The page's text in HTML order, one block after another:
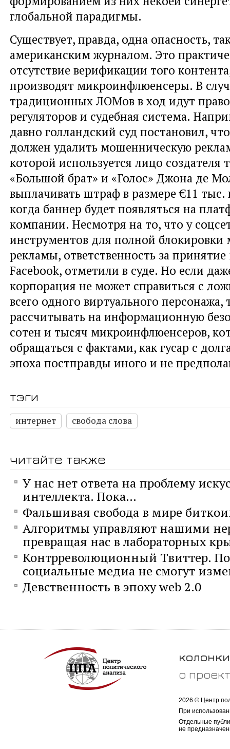
глобальной парадигмы.
Существует, правда, одна опасность,
американским журналом. Это
отсутствие верификации того
производят микроинфлюенсеры. В
традиционных ЛОМов в ход идут
регуляторов и судебная система.
давно голландский суд постановил,
должен удалить мошенническую
которой используется лицо создателя
«Большой брат» и «Голос» Джона де
выплачивать штраф в размере €11 тыс.
когда баннер будет появляться на
компании. Несмотря на то, что у
инструментов для полной
рекламы, ответственность за
Facebook, отметили в суде. Но если
корпорация не может справиться с
всего одного виртуального
рассчитывать на информационную
сотен и тысяч микроинфлюенсеров,
обращаться с фактами, как гусар с
эпоха постправды иного и не
тэги
интернет свобода слова
читайте также
У нас нет ответа на проблему
интеллекта. Пока…
Фальшивая свобода в мире
Алгоритмы управляют нашими
превращая нас в лабораторных
Контрреволюционный Твиттер.
социальные медиа не смогут
Девственность в эпоху web 2.0
колонки
о
2026 © Центр
При
Отдельные
не